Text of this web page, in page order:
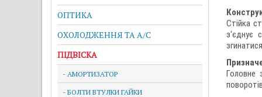
ОПТИКА
ОХОЛОДЖЕННЯ ТА A/C
ПІДВІСКА
- АМОРТИЗАТОР
- БОЛТИ ВТУЛКИ ГАЙКИ
Стійка
з'єднує
Головне